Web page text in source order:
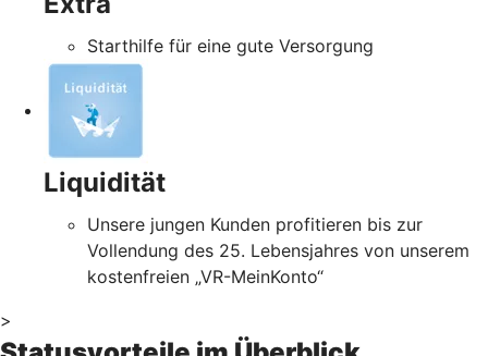
Starthilfe für eine gute Versorgung
Liquidität
Unsere jungen Kunden profitieren bis zur
Vollendung des 25. Lebensjahres von unserem
kostenfreien „VR-MeinKonto“
>